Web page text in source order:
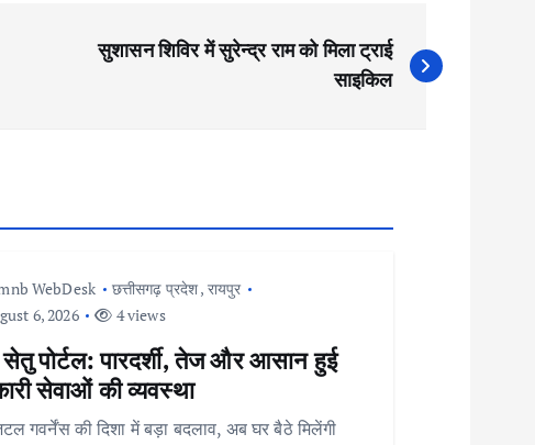
सुशासन शिविर में सुरेन्द्र राम को मिला ट्राई
साइकिल
WebDesk छत्तीसगढ़ प्रदेश, रायपुर
6, 2026
4 views
पोर्टल: पारदर्शी, तेज और आसान हुई
सेवाओं की व्यवस्था
गवर्नेंस की दिशा में बड़ा बदलाव, अब घर बैठे मिलेंगी